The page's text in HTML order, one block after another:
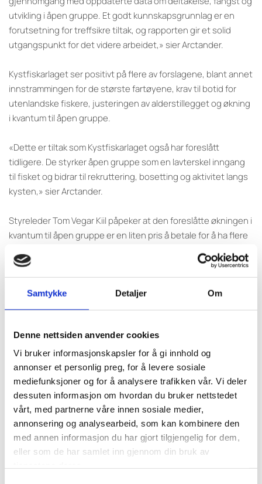
Samtykke Detaljer Om
Denne nettsiden anvender cookies
Vi bruker informasjonskapsler for å gi innhold og
annonser et personlig preg, for å levere sosiale
mediefunksjoner og for å analysere trafikken vår. Vi deler
dessuten informasjon om hvordan du bruker nettstedet
vårt, med partnerne våre innen sosiale medier,
annonsering og analysearbeid, som kan kombinere den
med annen informasjon du har gjort tilgjengelig for dem,
eller som de har samlet inn gjennom din bruk av
utvikling i åpen gruppe. Et godt kunnskapsgrunnlag er en
forutsetning for treffsikre tiltak, og rapporten gir et solid
utgangspunkt for det videre arbeidet,» sier Arctander.
Kystfiskarlaget ser positivt på flere av forslagene, blant annet
innstrammingen for de største fartøyene, krav til botid for
utenlandske fiskere, justeringen av alderstillegget og økning
i kvantum til åpen gruppe.
«Dette er tiltak som Kystfiskarlaget også har foreslått
tidligere. De styrker åpen gruppe som en lavterskel inngang
til fisket og bidrar til rekruttering, bosetting og aktivitet langs
kysten,» sier Arctander.
Styreleder Tom Vegar Kiil påpeker at den foreslåtte økningen i
kvantum til åpen gruppe er en liten pris å betale for å ha flere
«Avsetningen fra åpen gruppe skal tas fra toppen, så det er
snakk om 0,47% for hele lukka gruppe. For en 10 meters sjark
utgjør det et tap på rundt 94 kg, til en fangstverdi på ca. 6000
Her kommer en viss bøtte sild frem igjen» sier Kiil, som
understreker at Stortinget står fritt til å vedta endringer i
ressursfordelingen.
Kystfiskarlaget ser også positivt på forslaget om en helårig
bonus-/bifangstordning, men understreker at den må ses i
lys av den svake bestandssituasjonen for sei og hyse, slik at
den ikke fører til økt press på allerede pressede arter.
Forslaget om utvidet geografisk virkeområde for
kystfiskekvoten vil laget se nærmere på: